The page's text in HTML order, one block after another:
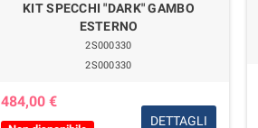
KIT SPECCHI "DARK" GAMBO
ESTERNO
2S000330
2S000330
484,00 €
DETTAGLI